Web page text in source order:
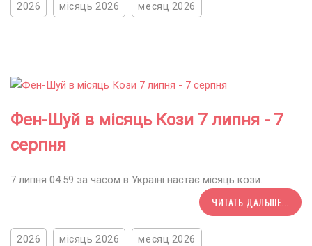
2026 місяць 2026 месяц 2026
Фен-Шуй в місяць Кози 7 липня - 7
серпня
7 липня 04:59 за часом в Україні настає місяць кози.
ЧИТАТЬ ДАЛЬШЕ...
2026 місяць 2026 месяц 2026